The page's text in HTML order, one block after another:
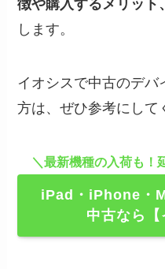
徴や購入するメリット
します。
イオシスで中古のデバ
方は、ぜひ参考にして
＼最新機種の入荷も！
iPad・iPhone・
中古なら【